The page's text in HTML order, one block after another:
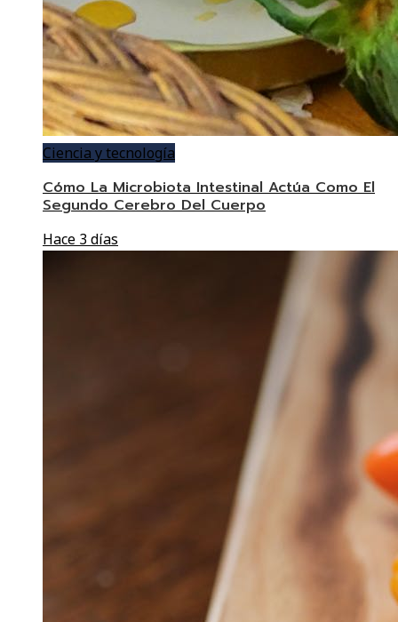
Ciencia y tecnología
Cómo La Microbiota Intestinal Actúa Como El
Segundo Cerebro Del Cuerpo
Hace 3 días